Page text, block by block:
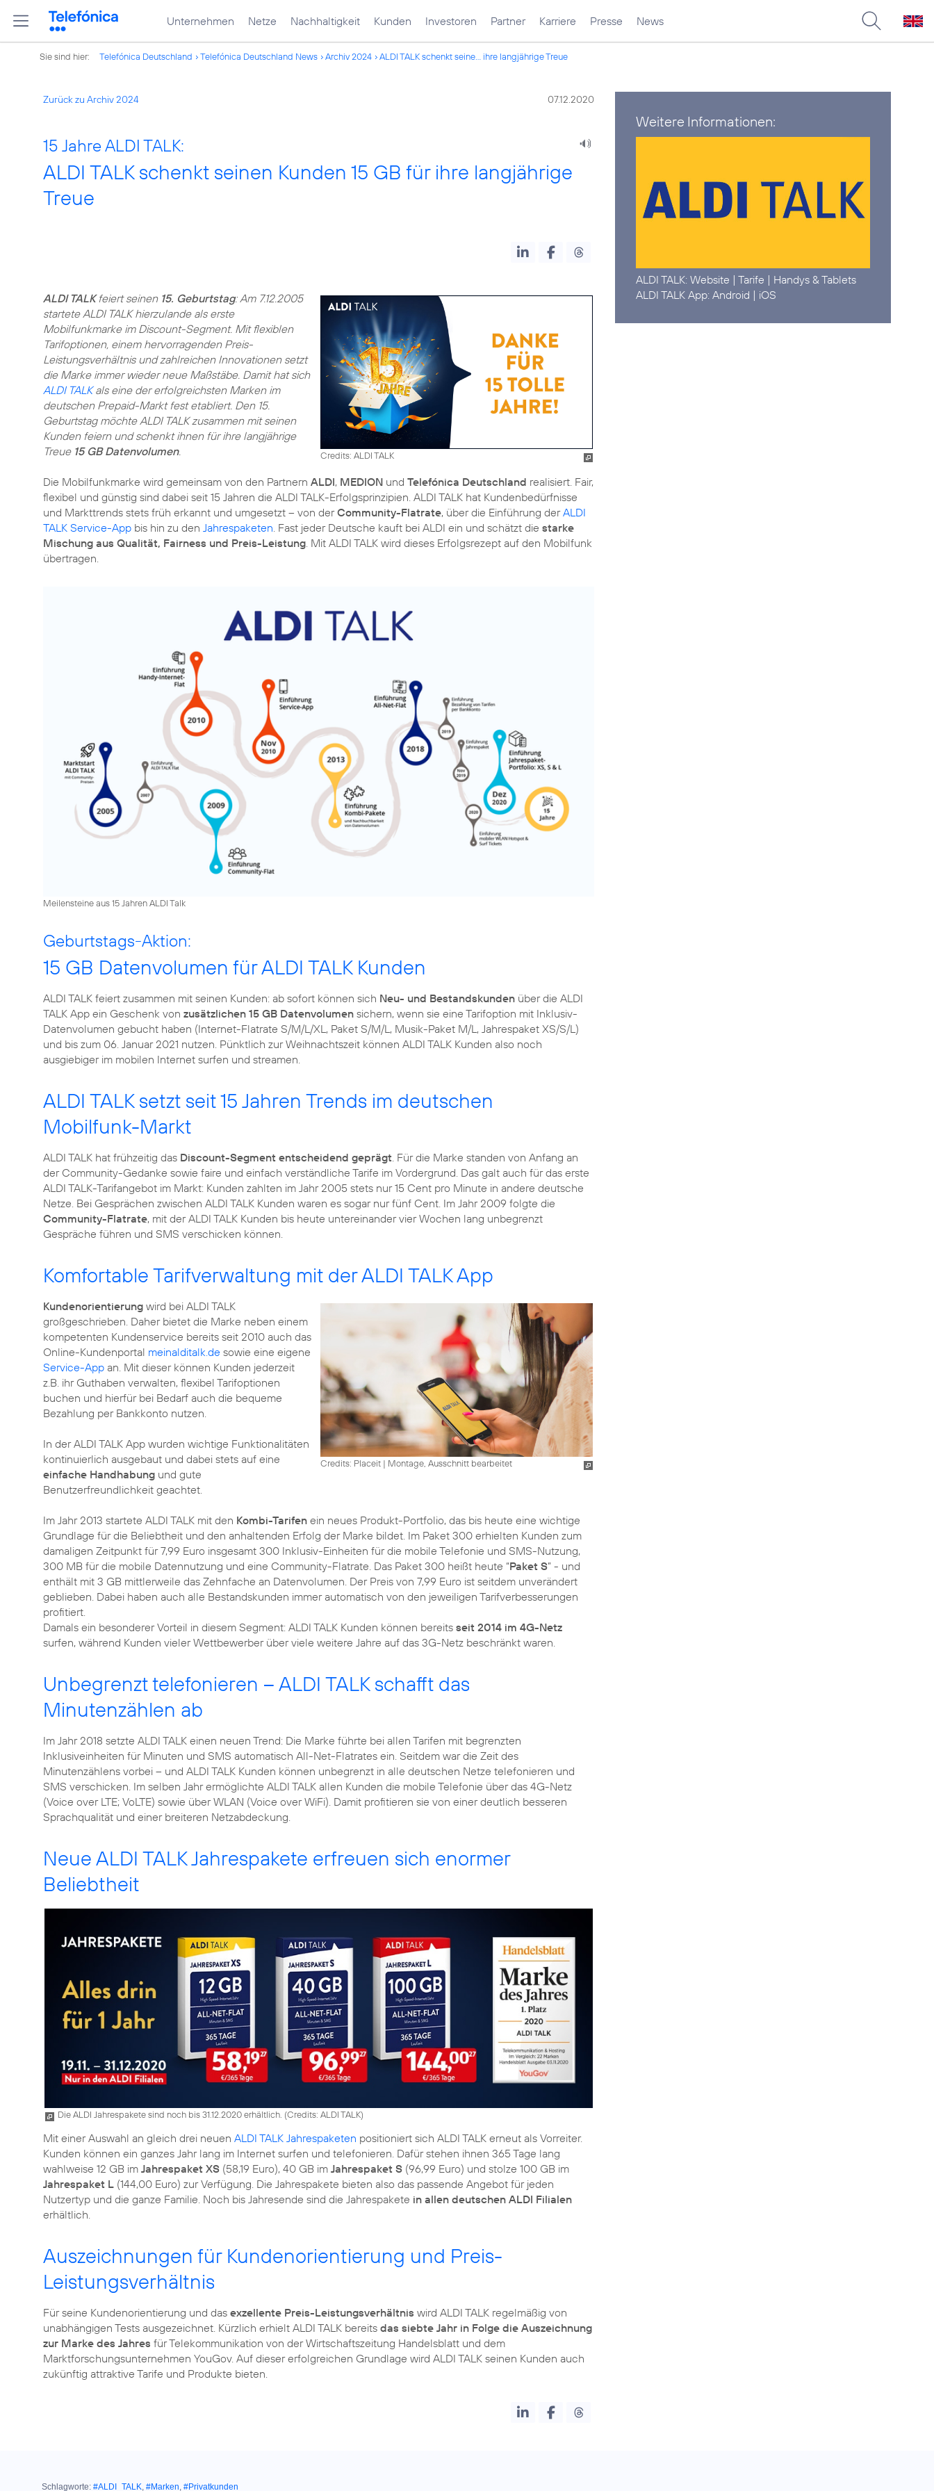
Unternehmen Netze Nachhaltigkeit Kunden Investoren Partner Karriere Presse News
Sie sind hier: Telefónica Deutschland Telefónica Deutschland News Archiv 2024 ALDI TALK schenkt seine... ihre langjährige Treue
Zurück zu Archiv 2024 07.12.2020
15 Jahre ALDI TALK:
ALDI TALK schenkt seinen Kunden 15 GB für ihre langjährige
Treue
Credits: ALDI TALK
ALDI TALKfeiert seinen 15. Geburtstag: Am 7.12.2005
startete ALDI TALK hierzulande als erste
Mobilfunkmarke im Discount-Segment. Mit flexiblen
Tarifoptionen, einem hervorragenden Preis-
Leistungsverhältnis und zahlreichen Innovationen setzt
die Marke immer wieder neue Maßstäbe. Damit hat sich
ALDI TALKals eine der erfolgreichsten Marken im
deutschen Prepaid-Markt fest etabliert. Den 15.
Geburtstag möchte ALDI TALK zusammen mit seinen
Kunden feiern und schenkt ihnen für ihre langjährige
Treue 15 GB Datenvolumen.
Die Mobilfunkmarke wird gemeinsam von den Partnern ALDI, MEDION und Telefónica Deutschland realisiert. Fair,
flexibel und günstig sind dabei seit 15 Jahren die ALDI TALK-Erfolgsprinzipien. ALDI TALK hat Kundenbedürfnisse
und Markttrends stets früh erkannt und umgesetzt – von derCommunity-Flatrate, über die Einführung derALDI
TALK Service-App bis hin zu den Jahrespaketen. Fast jeder Deutsche kauft bei ALDI ein und schätzt die starke
Mischung aus Qualität, Fairness und Preis-Leistung. Mit ALDI TALK wird dieses Erfolgsrezept auf den Mobilfunk
übertragen.
Meilensteine aus 15 Jahren ALDI Talk
Geburtstags-Aktion:
15 GB Datenvolumen für ALDI TALK Kunden
ALDI TALK feiert zusammen mit seinen Kunden: ab sofort können sich Neu- und Bestandskunden über die ALDI
TALK App ein Geschenk von zusätzlichen 15 GB Datenvolumen sichern, wenn sie eine Tarifoption mit Inklusiv-
Datenvolumen gebucht haben (Internet-Flatrate S/M/L/XL, Paket S/M/L, Musik-Paket M/L, Jahrespaket XS/S/L)
und bis zum 06. Januar 2021 nutzen. Pünktlich zur Weihnachtszeit können ALDI TALK Kunden also noch
ausgiebiger im mobilen Internet surfen und streamen.
ALDI TALK setzt seit 15 Jahren Trends im deutschen
Mobilfunk-Markt
ALDI TALK hat frühzeitig das Discount-Segment entscheidend geprägt. Für die Marke standen von Anfang an
der Community-Gedanke sowie faire und einfach verständliche Tarife im Vordergrund. Das galt auch für das erste
ALDI TALK-Tarifangebot im Markt: Kunden zahlten im Jahr 2005 stets nur 15 Cent pro Minute in andere deutsche
Netze. Bei Gesprächen zwischen ALDI TALK Kunden waren es sogar nur fünf Cent. Im Jahr 2009 folgte die
Community-Flatrate, mit der ALDI TALK Kunden bis heute untereinander vier Wochen lang unbegrenzt
Komfortable Tarifverwaltung mit der ALDI TALK App
Credits: Placeit| Montage, Ausschnitt bearbeitet
Kundenorientierung wird bei ALDI TALK
großgeschrieben. Daher bietet die Marke neben einem
kompetenten Kundenservice bereits seit 2010 auch das
Online-Kundenportal meinalditalk.de sowie eine eigene
Service-App an. Mit dieser können Kunden jederzeit
z.B. ihr Guthaben verwalten, flexibel Tarifoptionen
buchen und hierfür bei Bedarf auch die bequeme
Bezahlung per Bankkonto nutzen.
In der ALDI TALK App wurden wichtige Funktionalitäten
kontinuierlich ausgebaut und dabei stets auf eine
einfache Handhabung und gute
Benutzerfreundlichkeit geachtet.
Im Jahr 2013 startete ALDI TALK mit den Kombi-Tarifen ein neues Produkt-Portfolio, das bis heute eine wichtige
Grundlage für die Beliebtheit und den anhaltenden Erfolg der Marke bildet. Im Paket 300 erhielten Kunden zum
damaligen Zeitpunkt für 7,99 Euro insgesamt 300 Inklusiv-Einheiten für die mobile Telefonie und SMS-Nutzung,
300 MB für die mobile Datennutzung und eine Community-Flatrate. Das Paket 300 heißt heute “Paket S” - und
enthält mit 3 GB mittlerweile das Zehnfache an Datenvolumen. Der Preis von 7,99 Euro ist seitdem unverändert
geblieben. Dabei haben auch alle Bestandskunden immer automatisch von den jeweiligen Tarifverbesserungen
profitiert.
Damals ein besonderer Vorteil in diesem Segment: ALDI TALK Kunden können bereits seit 2014 im 4G-Netz
Unbegrenzt telefonieren – ALDI TALK schafft das
Minutenzählen ab
Im Jahr 2018 setzte ALDI TALK einen neuen Trend: Die Marke führte bei allen Tarifen mit begrenzten
Inklusiveinheiten für Minuten und SMS automatisch All-Net-Flatrates ein. Seitdem war die Zeit des
Minutenzählens vorbei – und ALDI TALK Kunden können unbegrenzt in alle deutschen Netze telefonieren und
SMS verschicken. Im selben Jahr ermöglichte ALDI TALK allen Kunden die mobile Telefonie über das 4G-Netz
(Voice over LTE; VoLTE) sowie über WLAN (Voice over WiFi). Damit profitieren sie von einer deutlich besseren
Sprachqualität und einer breiteren Netzabdeckung.
Neue ALDI TALK Jahrespakete erfreuen sich enormer
Beliebtheit
Die ALDI Jahrespakete sind noch bis 31.12.2020 erhältlich. (Credits: ALDI TALK)
Mit einer Auswahl an gleich drei neuen ALDI TALK Jahrespaketen positioniert sich ALDI TALK erneut als Vorreiter.
Kunden können ein ganzes Jahr lang im Internet surfen und telefonieren. Dafür stehen ihnen 365 Tage lang
wahlweise 12 GB im Jahrespaket XS (58,19 Euro), 40 GB im Jahrespaket S (96,99 Euro) und stolze 100 GB im
Jahrespaket L (144,00 Euro) zur Verfügung. Die Jahrespakete bieten also das passende Angebot für jeden
Nutzertyp und die ganze Familie. Noch bis Jahresende sind die Jahrespakete in allen deutschen ALDI Filialen
erhältlich.
Auszeichnungen für Kundenorientierung und Preis-
Leistungsverhältnis
Für seine Kundenorientierung und das exzellente Preis-Leistungsverhältnis wird ALDI TALK regelmäßig von
unabhängigen Tests ausgezeichnet. Kürzlich erhielt ALDI TALK bereits das siebte Jahr in Folge die Auszeichnung
zur Marke des Jahres für Telekommunikation von der Wirtschaftszeitung Handelsblatt und dem
Marktforschungsunternehmen YouGov. Auf dieser erfolgreichen Grundlage wird ALDI TALK seinen Kunden auch
zukünftig attraktive Tarife und Produkte bieten.
Weitere Informationen:
ALDI TALK:Website |Tarife | Handys & Tablets
ALDI TALK App:Android | iOS
Schlagworte: #ALDI_TALK, #Marken, #Privatkunden